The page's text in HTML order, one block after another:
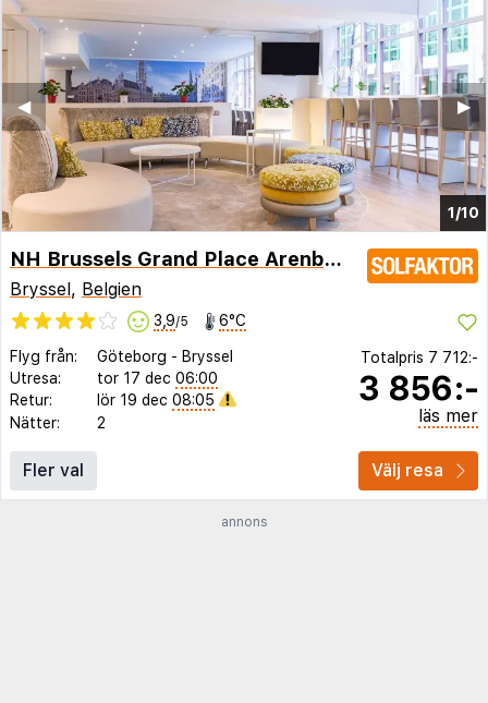
1/10
▶︎
◀︎
NH Brussels Grand Place Arenberg
Bryssel, Belgien
3,9/5 6°C
Flyg från: Göteborg - Bryssel
Utresa:
tor 17 dec 06:00
Retur:
lör 19 dec 08:05
Nätter:
2
Totalpris 7 712:-
3 856:-
läs mer
Fler val Välj resa
annons